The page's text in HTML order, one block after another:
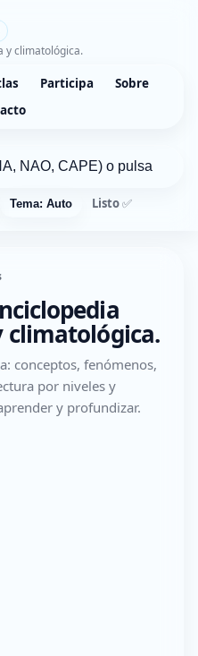
y climatológica.
Participa
Sobre
Tema: Auto Listo ✅
climatológica.
conceptos, fenómenos,
por niveles y
y profundizar.